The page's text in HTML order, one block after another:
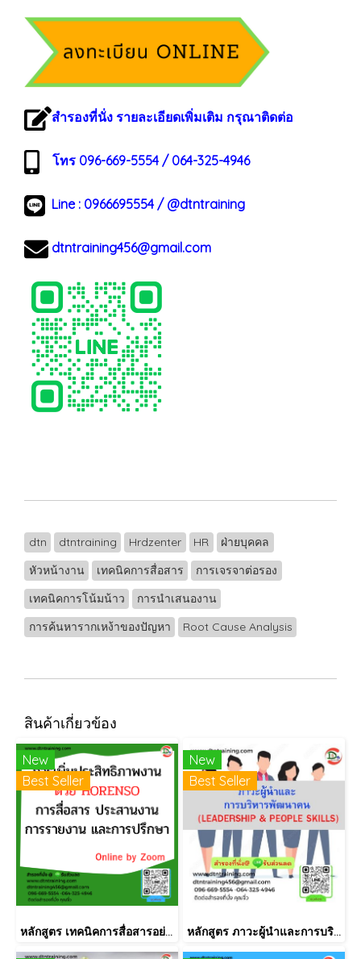
สำรองที่นั่ง รายละเอียดเพิ่มเติม กรุณาติดต่อ
โทร 096-669-5554 / 064-325-4946
Line : 0966695554/ @dtntraining
dtntraining456@gmail.com
dtn dtntraining Hrdzenter HR
ฝ่ายบุคคล
หัวหน้างาน
เทคนิคการสื่อสาร
การเจรจาต่อรอง
เทคนิคการโน้มน้าว
การนำเสนองาน
การค้นหารากเหง้าของปัญหา
Root Cause Analysis
สินค้าเกี่ยวข้อง
New
Best Seller
หลักสูตร เทคนิคการสื่อสารอย่างมีประสิทธิภาพแบบ Horenso (การรายงาน การสื่อสาร การปรึกษาหารือ)
New
Best Seller
หลักสูตร ภาวะผู้นำและการบริหารพัฒนาคน (LEADERSHIP & PEOPLE SKILLS)